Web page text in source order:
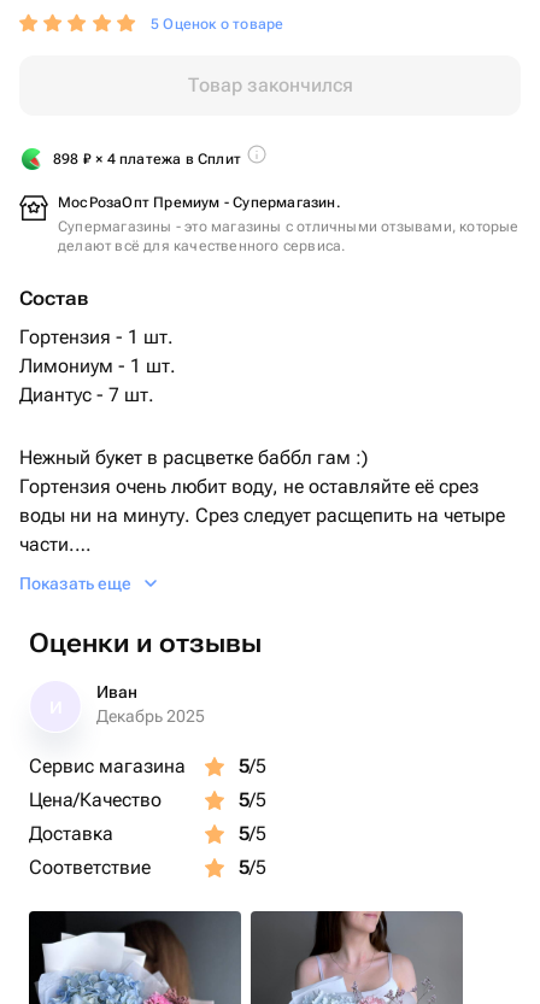
5 Оценок о товаре
Товар закончился
898 ₽ × 4 платежа в Сплит
МосРозаОпт Премиум - Супермагазин.
Супермагазины - это магазины с отличными отзывами, которые
делают всё для качественного сервиса.
Состав
Гортензия - 1 шт.
Лимониум - 1 шт.
Диантус - 7 шт.
Нежный букет в расцветке баббл гам :)
Гортензия очень любит воду, не оставляйте её срез
воды ни на минуту. Срез следует расщепить на четыре
части.
перед тем как ставить в вазу (после подрезки в течении
2-3 секунд поставьте в воду). Не храните букет на
прямых солнечных лучах и возле отопительных
приборов, чтобы сохранить цветы свежими как можно
Обратите внимание на размеры букета и фото в
полный рост с человеком, для понимания размера
композиции, это фото есть в карточке товара :)
Показать еще
Оценки и отзывы
Иван
Декабрь 2025
Сервис магазина 5/5
Цена/Качество
5/5
Доставка
5/5
Соответствие
5/5